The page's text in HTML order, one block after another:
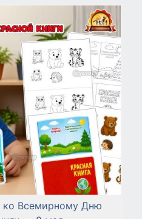
ко Всемирному Дню